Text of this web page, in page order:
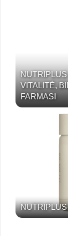
VITALITÉ,
FARMASI